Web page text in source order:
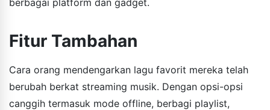
Fitur Tambahan
Cara orang mendengarkan lagu favorit mereka telah
berubah berkat streaming musik. Dengan opsi-opsi
canggih termasuk mode offline, berbagi playlist,